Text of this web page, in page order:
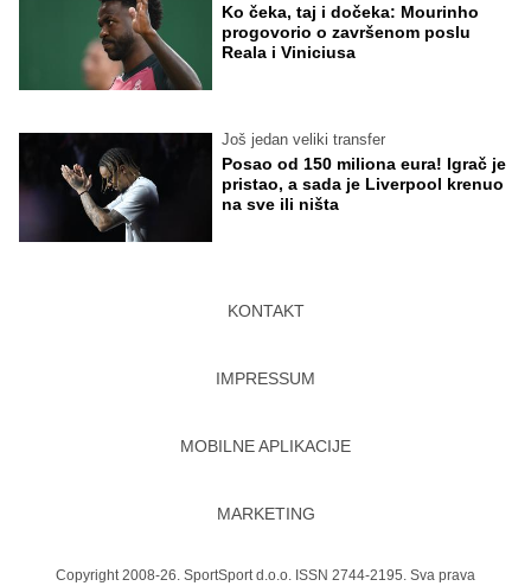
Ko čeka, taj i dočeka: Mourinho
progovorio o završenom poslu
Reala i Viniciusa
Još jedan veliki transfer
Posao od 150 miliona eura! Igrač je
pristao, a sada je Liverpool krenuo
na sve ili ništa
KONTAKT
IMPRESSUM
MOBILNE APLIKACIJE
MARKETING
Copyright 2008-26. SportSport d.o.o. ISSN 2744-2195. Sva prava